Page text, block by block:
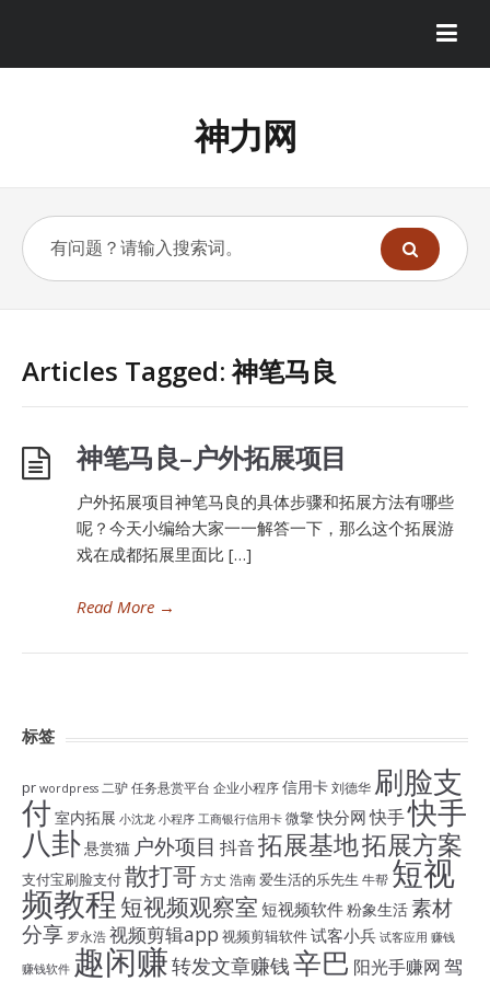
神力网
Articles Tagged: 神笔马良
神笔马良–户外拓展项目
户外拓展项目神笔马良的具体步骤和拓展方法有哪些
呢？今天小编给大家一一解答一下，那么这个拓展游
戏在成都拓展里面比 […]
Read More →
标签
pr wordpress 二驴任务悬赏平台 企业小程序信用卡刘德华 刷脸支
付 室内拓展 小沈龙 小程序 工商银行信用卡 微擎快分网 快手快手
八卦悬赏猫 户外项目 抖音拓展基地拓展方案
支付宝刷脸支付散打哥 方丈 浩南爱生活的乐先生 牛帮 短视
频教程 短视频观察室 短视频软件粉象生活素材
分享 罗永浩视频剪辑app 视频剪辑软件试客小兵 试客应用 赚钱
赚钱软件 趣闲赚转发文章赚钱辛巴 阳光手赚网驾